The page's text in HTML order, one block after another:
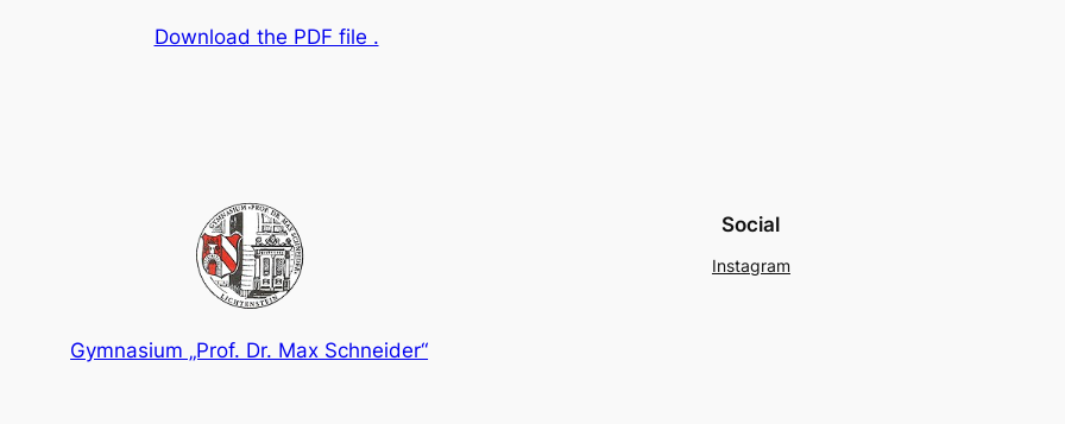
Download the PDF file .
Gymnasium „Prof. Dr. Max Schneider“
Social
Instagram